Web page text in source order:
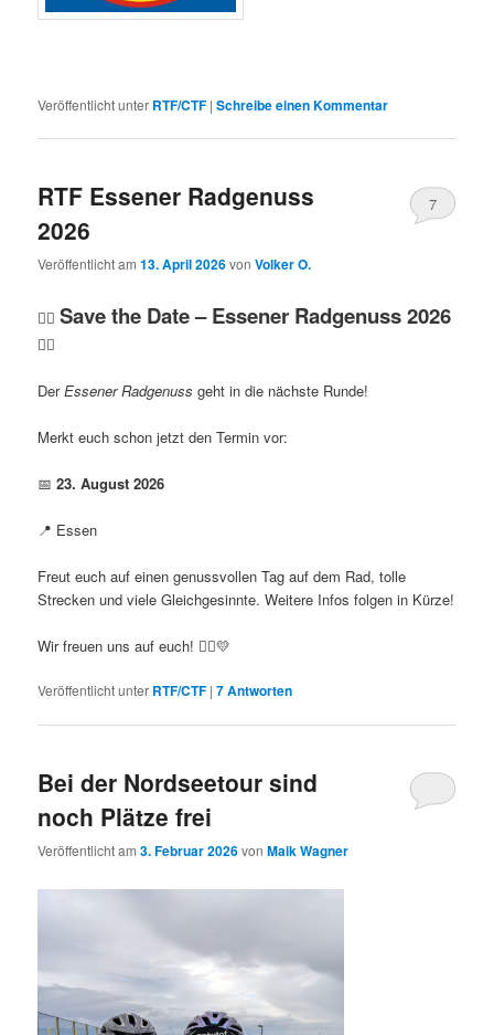
Veröffentlicht unter RTF/CTF |Schreibe einen Kommentar
RTF Essener Radgenuss
2026
Veröffentlicht am13. April 2026vonVolker O.
7
🚴‍♂️Save the Date – Essener Radgenuss 2026
🚴‍♀️
DerEssener Radgenuss geht in die nächste Runde!
Merkt euch schon jetzt den Termin vor:
📅23. August 2026
📍 Essen
Freut euch auf einen genussvollen Tag auf dem Rad, tolle
Strecken und viele Gleichgesinnte. Weitere Infos folgen in Kürze!
Wir freuen uns auf euch! 🚴‍♂️💛
Veröffentlicht unter RTF/CTF |7Antworten
Bei der Nordseetour sind
noch Plätze frei
Veröffentlicht am3. Februar 2026vonMaik Wagner